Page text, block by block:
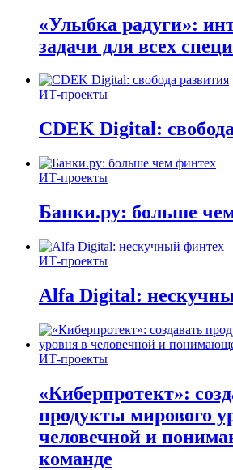
«Улыбка радуги»:
задачи для всех
ИТ-проекты
CDEK Digital:
ИТ-проекты
Банки.ру: больше
ИТ-проекты
Alfa Digital:
ИТ-проекты
«Киберпротект»:
продукты мирового
человечной и
команде